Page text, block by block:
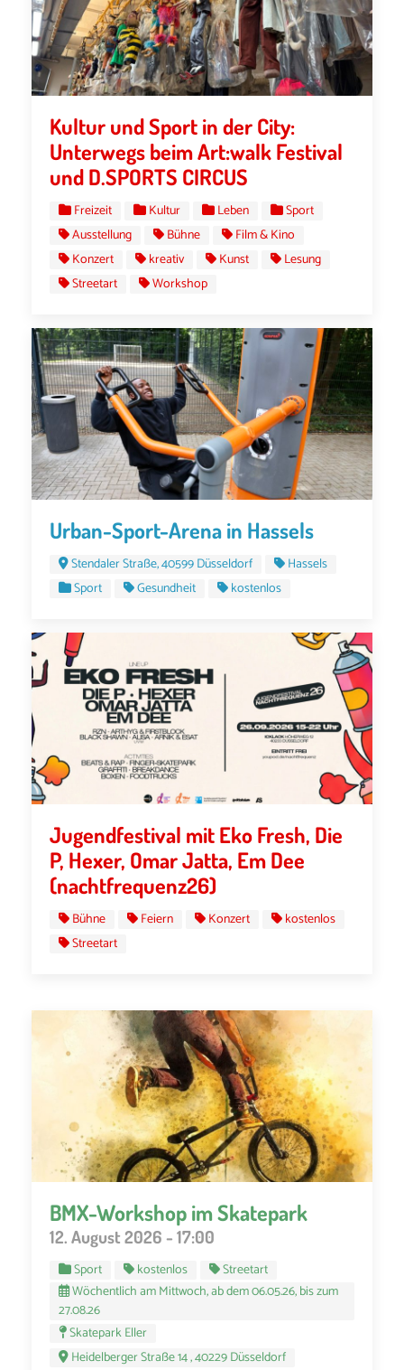
Kultur und Sport in der City:
Unterwegs beim Art:walk Festival
und D.SPORTS CIRCUS
Freizeit Kultur Leben
Sport
Ausstellung
Bühne
Film & Kino
Konzert
kreativ Kunst
Lesung
Streetart
Workshop
Urban-Sport-Arena in Hassels
Stendaler Straße, 40599 Düsseldorf
Hassels
Sport
Gesundheit kostenlos
Jugendfestival mit Eko Fresh, Die
P, Hexer, Omar Jatta, Em Dee
(nachtfrequenz26)
Bühne Feiern Konzert
kostenlos
Streetart
BMX-Workshop im Skatepark
12. August 2026 - 17:00
Sport kostenlos
Streetart
Wöchentlich am Mittwoch, ab dem 06.05.26, bis zum
27.08.26
Skatepark Eller
Heidelberger Straße 14 , 40229 Düsseldorf